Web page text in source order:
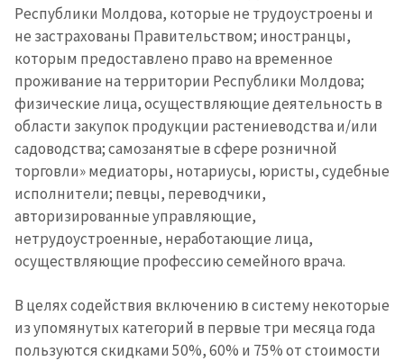
Республики Молдова, которые не трудоустроены и
не застрахованы Правительством; иностранцы,
которым предоставлено право на временное
проживание на территории Республики Молдова;
физические лица, осуществляющие деятельность в
области закупок продукции растениеводства и/или
садоводства; самозанятые в сфере розничной
торговли» медиаторы, нотариусы, юристы, судебные
исполнители; певцы, переводчики,
авторизированные управляющие,
нетрудоустроенные, неработающие лица,
осуществляющие профессию семейного врача.
В целях содействия включению в систему некоторые
из упомянутых категорий в первые три месяца года
пользуются скидками 50%, 60% и 75% от стоимости